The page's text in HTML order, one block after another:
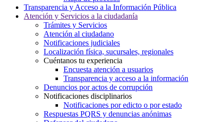
Transparencia y Acceso a la Información Pública
Atención y Servicios a la ciudadanía
Trámites y Servicios
Atención al ciudadano
Notificaciones judiciales
Localización física, sucursales, regionales
Cuéntanos tu experiencia
Encuesta atención a usuarios
Transparencia y acceso a la información
Denuncios por actos de corrupción
Notificaciones disciplinarios
Notificaciones por edicto o por estado
Respuestas PQRS y denuncias anónimas